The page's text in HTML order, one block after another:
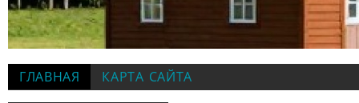
ГЛАВНАЯ КАРТА САЙТА